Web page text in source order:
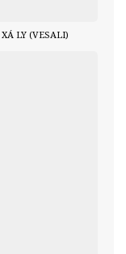
LY (VESALI)